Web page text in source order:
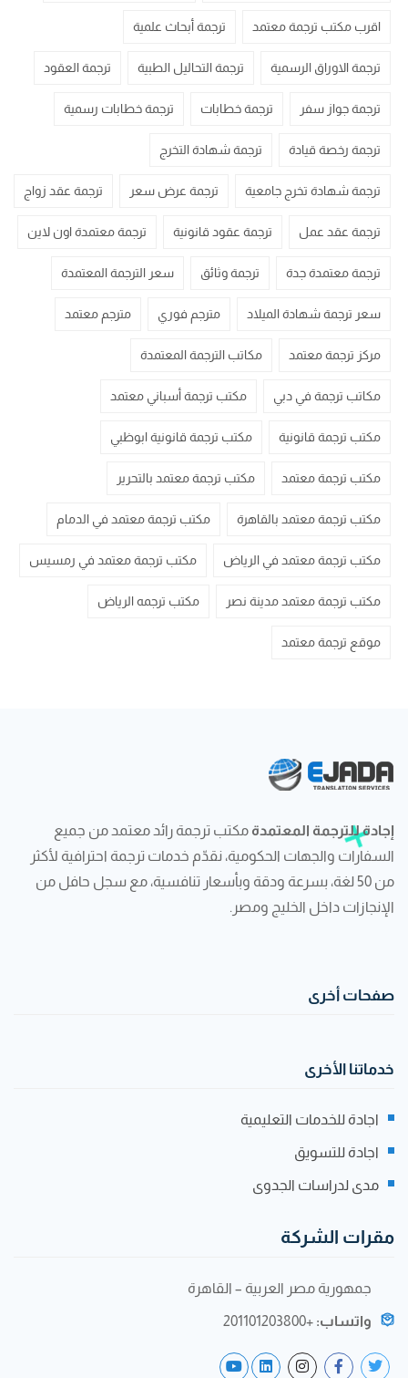
اقرب مكتب ترجمة معتمد ترجمة أبحاث علمية
ترجمة الاوراق الرسمية ترجمة التحاليل الطبية ترجمة العقود
ترجمة جواز سفر ترجمة خطابات ترجمة خطابات رسمية
ترجمة رخصة قيادة ترجمة شهادة التخرج
ترجمة شهادة تخرج جامعية ترجمة عرض سعر ترجمة عقد زواج
ترجمة عقد عمل ترجمة عقود قانونية ترجمة معتمدة اون لاين
ترجمة معتمدة جدة ترجمة وثائق سعر الترجمة المعتمدة
سعر ترجمة شهادة الميلاد مترجم فوري مترجم معتمد
مركز ترجمة معتمد مكاتب الترجمة المعتمدة
مكاتب ترجمة في دبي مكتب ترجمة أسباني معتمد
مكتب ترجمة قانونية مكتب ترجمة قانونية ابوظبي
مكتب ترجمة معتمد مكتب ترجمة معتمد بالتحرير
مكتب ترجمة معتمد بالقاهرة مكتب ترجمة معتمد في الدمام
مكتب ترجمة معتمد في الرياض مكتب ترجمة معتمد في رمسيس
مكتب ترجمة معتمد مدينة نصر مكتب ترجمه الرياض
موقع ترجمة معتمد
إجادة للترجمة المعتمدة مكتب ترجمة رائد معتمد من جميع
السفارات والجهات الحكومية، نقدّم خدمات ترجمة احترافية لأكثر
من 50 لغة، بسرعة ودقة وبأسعار تنافسية، مع سجل حافل من
الإنجازات داخل الخليج ومصر.
صفحات أخرى
خدماتنا الأخرى
اجادة للخدمات التعليمية
اجادة للتسويق
مدى لدراسات الجدوى
مقرات الشركة
جمهورية مصر العربية – القاهرة
واتساب: +201101203800